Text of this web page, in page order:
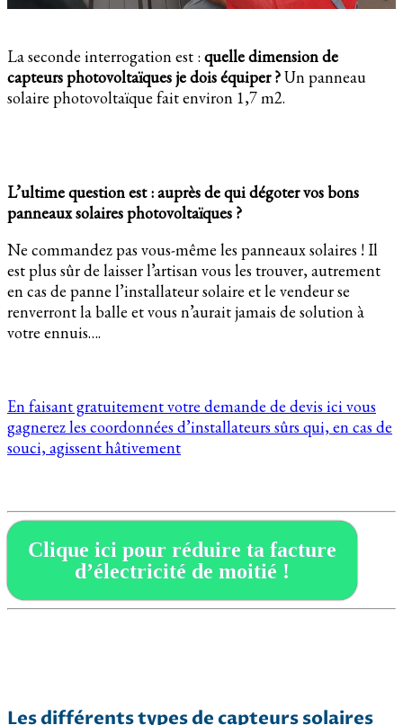
La seconde interrogation est : quelle dimension de
capteurs photovoltaïques je dois équiper ?Un panneau
solaire photovoltaïque fait environ 1,7 m2.
L’ultime question est : auprès de qui dégoter vos bons
panneaux solaires photovoltaïques ?
Ne commandez pas vous-même les panneaux solaires ! Il
est plus sûr de laisser l’artisan vous les trouver, autrement
en cas de panne l’installateur solaire et le vendeur se
renverront la balle et vous n’aurait jamais de solution à
votre ennuis….
En faisant gratuitement votre demande de devis ici vous
gagnerez les coordonnées d’installateurs sûrs qui, en cas de
souci, agissent hâtivement
Clique ici pour réduire ta facture
d’électricité de moitié !
Les différents types de capteurs solaires